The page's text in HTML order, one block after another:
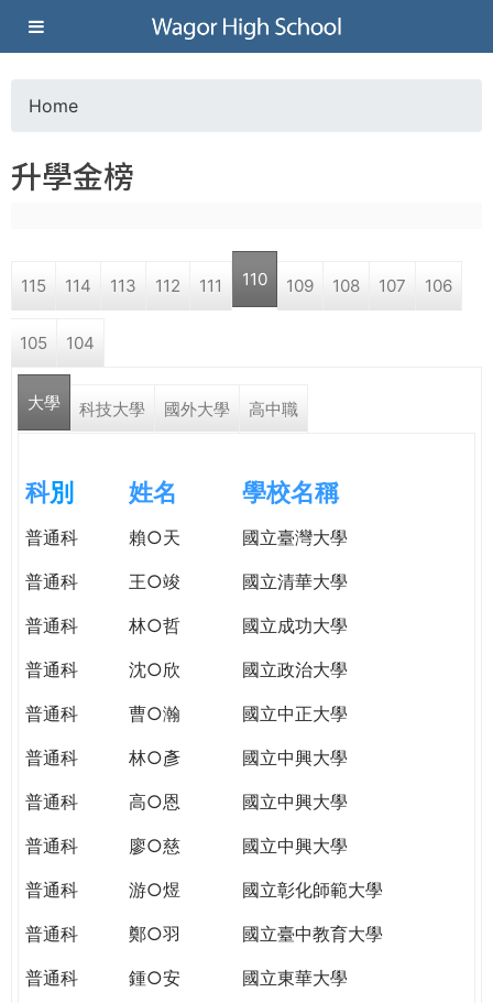
Jump to navigation
葳
格
高
學
格。
WAGOR
TODAY
THE
o
a
r
e
e
r
e
Home
升學金榜
115 114 113 112 111 110 109 108 107 106
105 104
大學 科技大學 國外大學 高中職
科別 姓名 學校名稱
普通科 賴○天
國立臺灣大學
普通科
王○竣
國立清華大學
普通科
林○哲
國立成功大學
普通科
沈○欣
國立政治大學
普通科
曹○瀚
國立中正大學
普通科
林○彥
國立中興大學
普通科
高○恩
國立中興大學
普通科
廖○慈
國立中興大學
普通科
游○煜
國立彰化師範大學
普通科
鄭○羽
國立臺中教育大學
普通科
鍾○安
國立東華大學